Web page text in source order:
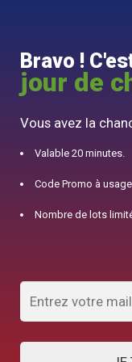
10% offert
Bravo !
jour de
Vous avez la
Valable 20 minutes.
Code Promo à
Nombre de lots